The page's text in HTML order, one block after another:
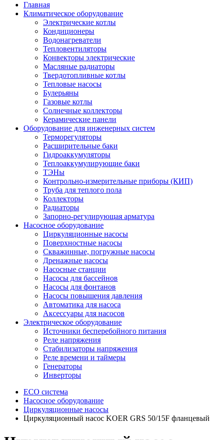
Главная
Климатическое оборудование
Электрические котлы
Кондиционеры
Водонагреватели
Тепловентиляторы
Конвекторы электрические
Масляные радиаторы
Твердотопливные котлы
Тепловые насосы
Булерьяны
Газовые котлы
Солнечные коллекторы
Керамические панели
Оборудование для инженерных систем
Терморегуляторы
Расширительные баки
Гидроаккумуляторы
Теплоаккумулирующие баки
ТЭНы
Контрольно-измерительные приборы (КИП)
Труба для теплого пола
Коллекторы
Радиаторы
Запорно-регулирующая арматура
Насосное оборудование
Циркуляционные насосы
Поверхностные насосы
Скважинные, погружные насосы
Дренажные насосы
Насосные станции
Насосы для бассейнов
Насосы для фонтанов
Насосы повышения давления
Автоматика для насоса
Аксессуары для насосов
Электрическое оборудование
Источники бесперебойного питания
Реле напряжения
Стабилизаторы напряжения
Реле времени и таймеры
Генераторы
Инверторы
ECO система
Насосное оборудование
Циркуляционные насосы
Циркуляционный насос KOER GRS 50/15F фланцевый